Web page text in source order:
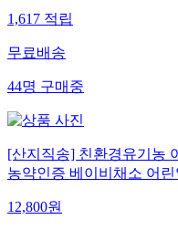
1,617 적립
무료배송
44명 구매중
[산지직송] 친환경유기농
농약인증 베이비채소 어
12,800원